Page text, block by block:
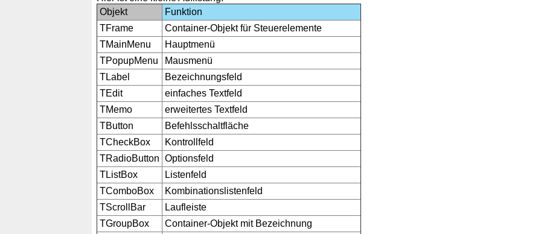
Objekt
Funktion
TFrame
Container-Objekt für Steuerelemente
TMainMenu
Hauptmenü
TPopupMenu
Mausmenü
TLabel
Bezeichnungsfeld
TEdit
einfaches Textfeld
TMemo
erweitertes Textfeld
TButton
Befehlsschaltfläche
TCheckBox
Kontrollfeld
TRadioButton Optionsfeld
TListBox
Listenfeld
TComboBox
Kombinationslistenfeld
TScrollBar
Laufleiste
TGroupBox
Container-Objekt mit Bezeichnung